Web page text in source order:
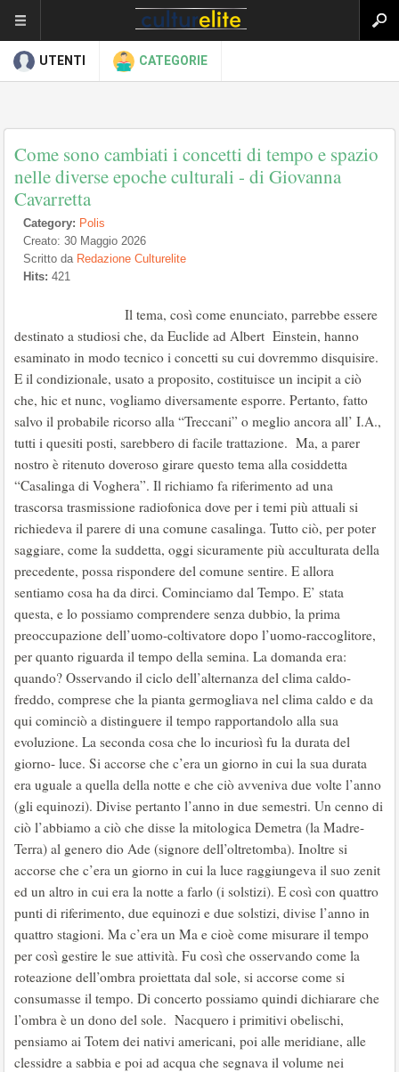
UTENTI CATEGORIE
Come sono cambiati i concetti di tempo e spazio
nelle diverse epoche culturali - di Giovanna
Cavarretta
Category: Polis
Creato: 30 Maggio 2026
Scritto da Redazione Culturelite
Hits: 421
Il tema, così come enunciato, parrebbe essere
destinato a studiosi che, da Euclide ad Albert Einstein, hanno
esaminato in modo tecnico i concetti su cui dovremmo disquisire.
E il condizionale, usato a proposito, costituisce un incipit a ciò
che, hic et nunc, vogliamo diversamente esporre. Pertanto, fatto
salvo il probabile ricorso alla “Treccani” o meglio ancora all’ I.A.,
tutti i quesiti posti, sarebbero di facile trattazione. Ma, a parer
nostro è ritenuto doveroso girare questo tema alla cosiddetta
“Casalinga di Voghera”. Il richiamo fa riferimento ad una
trascorsa trasmissione radiofonica dove per i temi più attuali si
richiedeva il parere di una comune casalinga. Tutto ciò, per poter
saggiare, come la suddetta, oggi sicuramente più acculturata della
precedente, possa rispondere del comune sentire. E allora
sentiamo cosa ha da dirci. Cominciamo dal Tempo. E’ stata
questa, e lo possiamo comprendere senza dubbio, la prima
preoccupazione dell’uomo-coltivatore dopo l’uomo-raccoglitore,
per quanto riguarda il tempo della semina. La domanda era:
quando? Osservando il ciclo dell’alternanza del clima caldo-
freddo, comprese che la pianta germogliava nel clima caldo e da
qui cominciò a distinguere il tempo rapportandolo alla sua
evoluzione. La seconda cosa che lo incuriosì fu la durata del
giorno- luce. Si accorse che c’era un giorno in cui la sua durata
era uguale a quella della notte e che ciò avveniva due volte l’anno
(gli equinozi). Divise pertanto l’anno in due semestri. Un cenno di
ciò l’abbiamo a ciò che disse la mitologica Demetra (la Madre-
Terra) al genero dio Ade (signore dell’oltretomba). Inoltre si
accorse che c’era un giorno in cui la luce raggiungeva il suo zenit
ed un altro in cui era la notte a farlo (i solstizi). E così con quattro
punti di riferimento, due equinozi e due solstizi, divise l’anno in
quattro stagioni. Ma c’era un Ma e cioè come misurare il tempo
per così gestire le sue attività. Fu così che osservando come la
roteazione dell’ombra proiettata dal sole, si accorse come si
consumasse il tempo. Di concerto possiamo quindi dichiarare che
l’ombra è un dono del sole. Nacquero i primitivi obelischi,
pensiamo ai Totem dei nativi americani, poi alle meridiane, alle
clessidre a sabbia e poi ad acqua che segnava il volume nei